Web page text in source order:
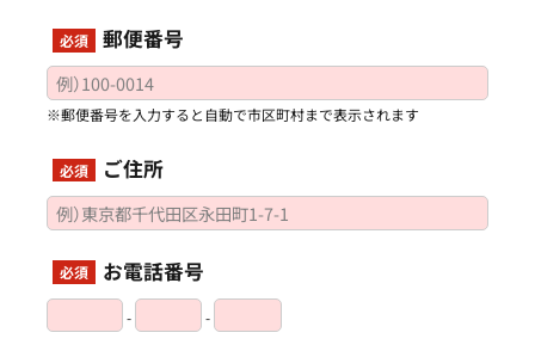
必須 郵便番号
※郵便番号を入力すると自動で市区町村まで表示されます
必須 ご住所
必須 お電話番号
- -